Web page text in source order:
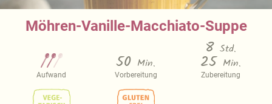
Möhren-Vanille-Macchiato-Suppe
Aufwand
50 Min.
Vorbereitung
8 Std.
25 Min.
Zubereitung